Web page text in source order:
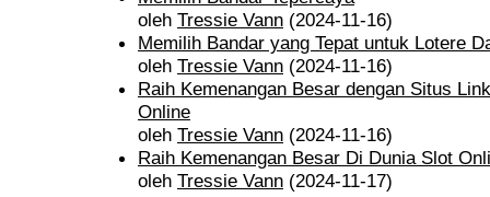
oleh Tressie Vann (2024-11-16)
Memilih Bandar yang Tepat untuk Lotere
oleh Tressie Vann (2024-11-16)
Raih Kemenangan Besar dengan Situs
Online
oleh Tressie Vann (2024-11-16)
Raih Kemenangan Besar Di Dunia Slot
oleh Tressie Vann (2024-11-17)